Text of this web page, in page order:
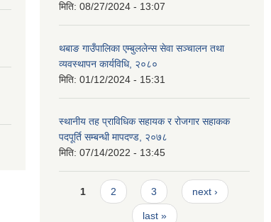
मिति: 08/27/2024 - 13:07
थबाङ गाउँपालिका एम्बुललेन्स सेवा सञ्चालन तथा
व्यवस्थापन कार्यविधि, २०८०
मिति: 01/12/2024 - 15:31
स्थानीय तह प्राविधिक सहायक र रोजगार सहाकक
पदपूर्ति सम्बन्धी मापदण्ड, २०७८
मिति: 07/14/2022 - 13:45
Pages
1 2 3 next ›
last »